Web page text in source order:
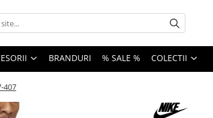
BRANDURI % SALE % COLECTII
407